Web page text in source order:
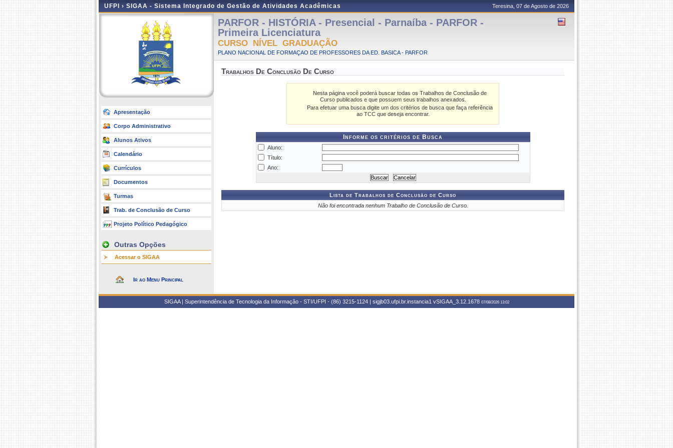
UFPI › SIGAA - Sistema Integrado de Gestão de Atividades Acadêmicas Teresina, 07 de Agosto de 2026
Apresentação
Corpo Administrativo
Alunos Ativos
Calendário
Currículos
Documentos
Turmas
Trab. de Conclusão de Curso
Projeto Político Pedagógico
Outras Opções
Acessar o SIGAA
Ir ao Menu Principal
PARFOR - HISTÓRIA - Presencial - Parnaíba - PARFOR -
Primeira Licenciatura
CURSO NÍVEL GRADUAÇÃO
PLANO NACIONAL DE FORMAÇAO DE PROFESSORES DA ED. BASICA - PARFOR
Trabalhos De Conclusão De Curso
Nesta página você poderá buscar todas os Trabalhos de Conclusão de
Curso publicados e que possuem seus trabalhos anexados.
Para efetuar uma busca digite um dos critérios de busca que faça referência
ao TCC que deseja encontrar.
Informe os critérios de Busca
Aluno:
Título:
Ano:
Lista de Trabalhos de Conclusão de Curso
Não foi encontrada nenhum Trabalho de Conclusão de Curso.
SIGAA | Superintendência de Tecnologia da Informação - STI/UFPI - (86) 3215-1124 | sigjb03.ufpi.br.instancia1 vSIGAA_3.12.1678 07/08/2026 13:02